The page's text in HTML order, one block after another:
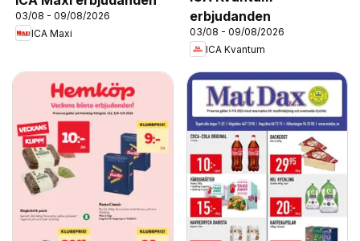
03/08 - 09/08/2026
ICA Maxi
erbjudanden
03/08 - 09/08/2026
ICA Kvantum